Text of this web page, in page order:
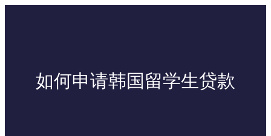
如何申请韩国留学生贷款